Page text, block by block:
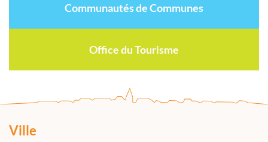
Communautés de Communes
Office du Tourisme
Ville